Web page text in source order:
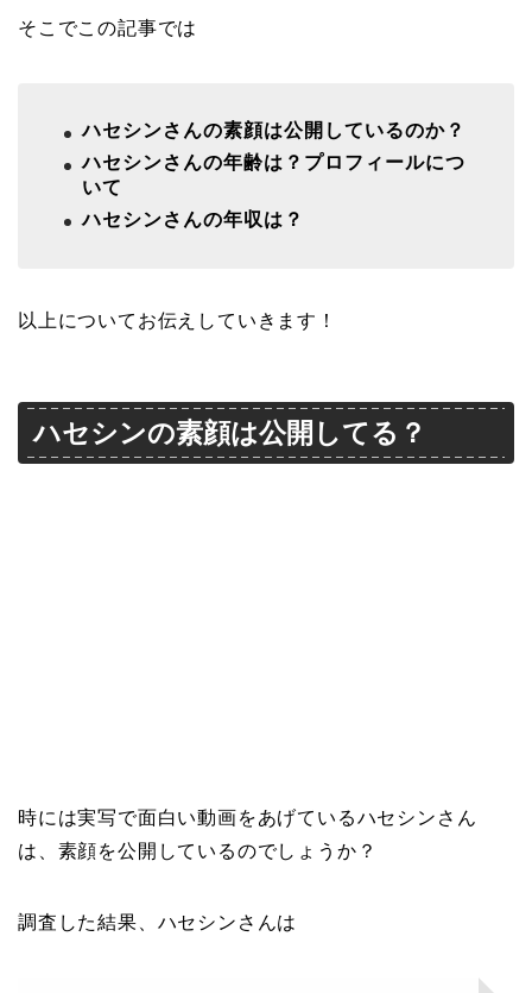
そこでこの記事では
ハセシンさんの素顔は公開しているのか？
ハセシンさんの年齢は？ プロフィールにつ
いて
ハセシンさんの年収は？
以上についてお伝えしていきます！
ハセシンの素顔は公開してる？
時には実写で面白い動画をあげているハセシンさん
は、素顔を公開しているのでしょうか？
調査した結果、ハセシンさんは